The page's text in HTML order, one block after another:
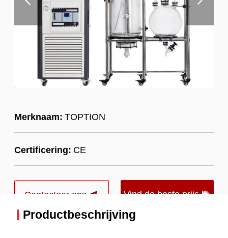
Merknaam: TOPTION
Certificering: CE
Contacteer ons Vind de beste prijs
Productbeschrijving